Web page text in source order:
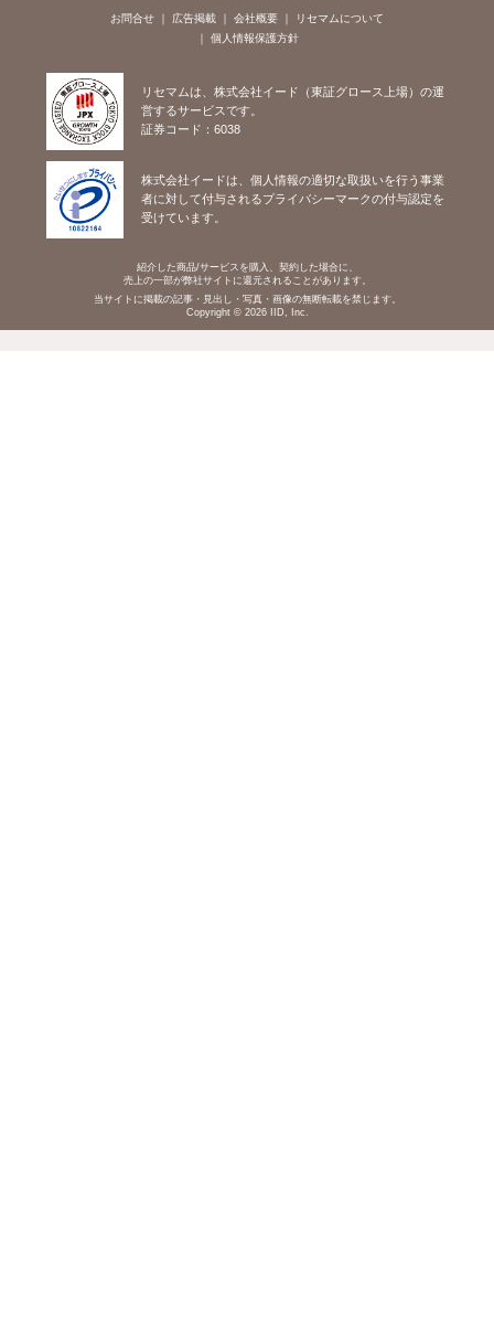
お問合せ 広告掲載 会社概要
リセマムについて
個人情報保護方針
リセマムは、株式会社イード（東証グロース上場）の運
営するサービスです。
証券コード：6038
株式会社イードは、個人情報の適切な取扱いを行う事業
者に対して付与されるプライバシーマークの付与認定を
受けています。
紹介した商品/サービスを購入、契約した場合に、
売上の一部が弊社サイトに還元されることがあります。
当サイトに掲載の記事・見出し・写真・画像の無断転載を禁じます。
Copyright © 2026 IID, Inc.